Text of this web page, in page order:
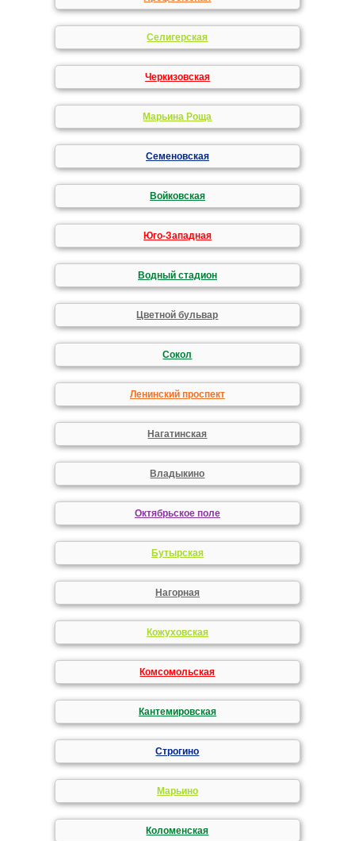
Селигерская
Черкизовская
Марьина Роща
Семеновская
Войковская
Юго-Западная
Водный стадион
Цветной бульвар
Сокол
Ленинский проспект
Нагатинская
Владыкино
Октябрьское поле
Бутырская
Нагорная
Кожуховская
Комсомольская
Кантемировская
Строгино
Марьино
Коломенская